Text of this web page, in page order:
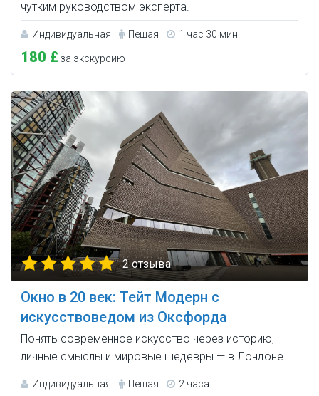
чутким руководством эксперта.
Индивидуальная Пешая 1 час 30 мин.
180 £ за экскурсию
2 отзыва
Окно в 20 век: Тейт Модерн с
искусствоведом из Оксфорда
Понять современное искусство через историю,
личные смыслы и мировые шедевры — в Лондоне.
Индивидуальная Пешая 2 часа